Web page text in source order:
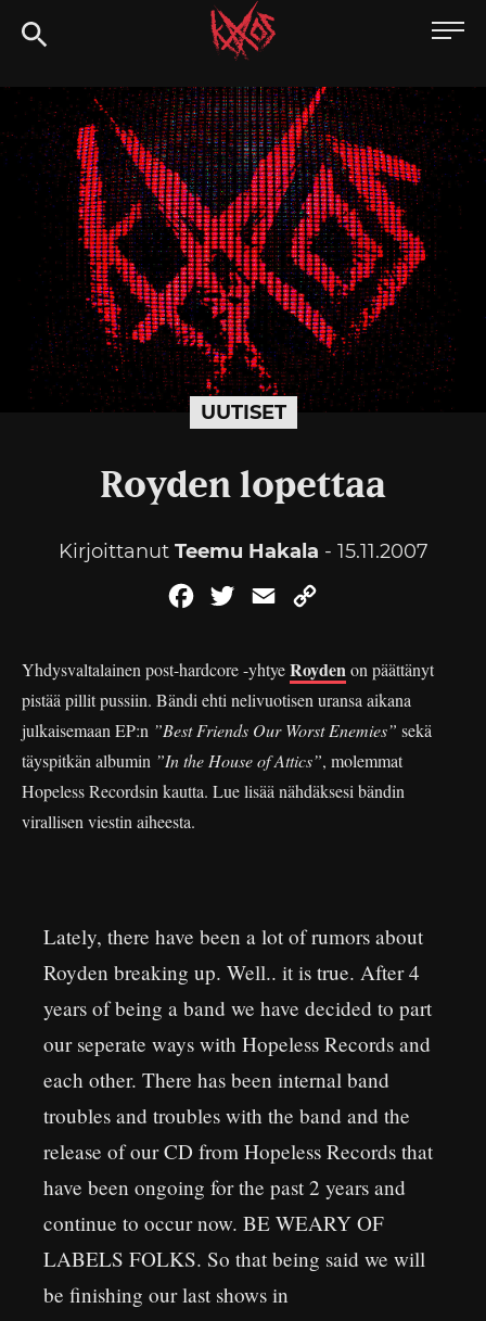
Siirry
suoraan
Kaaoszine
UUTISET
Royden lopettaa
Kirjoittanut Teemu Hakala - 15.11.2007
FacebookTwitterEmail
Yhdysvaltalainen post-hardcore -yhtyeRoydenon päättänyt
pistää pillit pussiin. Bändi ehti nelivuotisen uransa aikana
julkaisemaan EP:n ”Best Friends Our Worst Enemies” sekä
täyspitkän albumin ”In the House of Attics”, molemmat
Hopeless Recordsin kautta. Lue lisää nähdäksesi bändin
virallisen viestin aiheesta.
Lately, there have been a lot of rumors about
Royden breaking up. Well.. it is true. After 4
years of being a band we have decided to part
our seperate ways with Hopeless Records and
each other. There has been internal band
troubles and troubles with the band and the
release of our CD from Hopeless Records that
have been ongoing for the past 2 years and
continue to occur now. BE WEARY OF
LABELS FOLKS. So that being said we will
be finishing our last shows in